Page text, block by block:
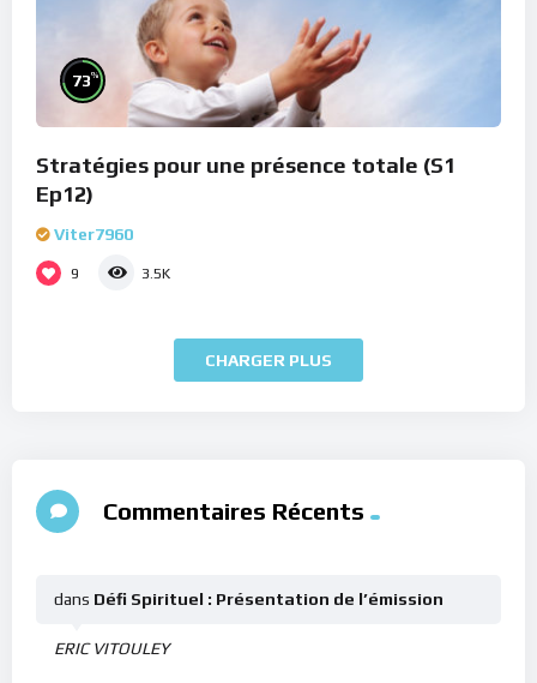
73%
Stratégies pour une présence totale (S1
Ep12)
Viter7960
9 3.5K
CHARGER PLUS
Commentaires Récents
ERIC VITOULEY
dans Défi Spirituel : Présentation de l’émission